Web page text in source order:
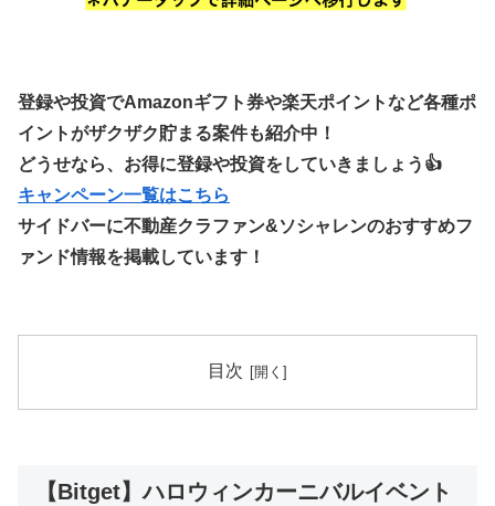
登録や投資でAmazonギフト券や楽天ポイントなど各種ポ
イントがザクザク貯まる案件も紹介中！
どうせなら、お得に登録や投資をしていきましょう👍
キャンペーン一覧はこちら
サイドバーに不動産クラファン&ソシャレンのおすすめフ
ァンド情報を掲載しています！
目次
【Bitget】ハロウィンカーニバルイベント